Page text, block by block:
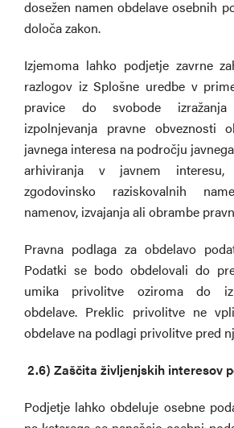
dosežen namen obdelave osebnih
določa zakon.
Izjemoma lahko podjetje zavrne
razlogov iz Splošne uredbe v
pravice do svobode
izpolnjevanja pravne obveznosti
javnega interesa na področju
arhiviranja v javnem interesu,
zgodovinsko raziskovalnih
namenov, izvajanja ali obrambe
Pravna podlaga za obdelavo
Podatki se bodo obdelovali do
umika privolitve oziroma do
obdelave. Preklic privolitve ne
obdelave na podlagi privolitve pred
2.6) Zaščita življenjskih interesov
Podjetje lahko obdeluje osebne